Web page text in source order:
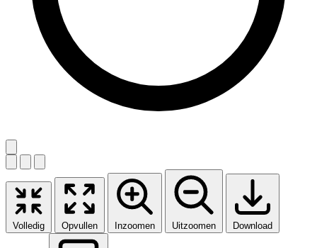
Volledig Opvullen Inzoomen Uitzoomen Download